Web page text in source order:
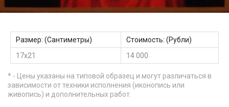
Размер: (Сантиметры)
Стоимость: (Рубли)
17х21
14 000
* - Цены указаны на типовой образец и могут различаться в
зависимости от техники исполнения (иконопись или
живопись) и дополнительных работ.